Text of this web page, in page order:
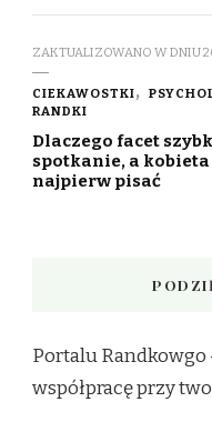
ZAKTUALIZOWANO W DNIU
CIEKAWOSTKI
RANDKI
Dlaczego facet
spotkanie, a kobieta
najpierw pisać
Portalu Randkowgo
współpracę przy